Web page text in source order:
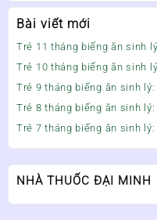
Bài viết mới
Trẻ 11 tháng biếng ăn sinh
Trẻ 10 tháng biếng ăn sinh
Trẻ 9 tháng biếng ăn sinh
Trẻ 8 tháng biếng ăn sinh
Trẻ 7 tháng biếng ăn sinh
NHÀ THUỐC ĐẠI MINH